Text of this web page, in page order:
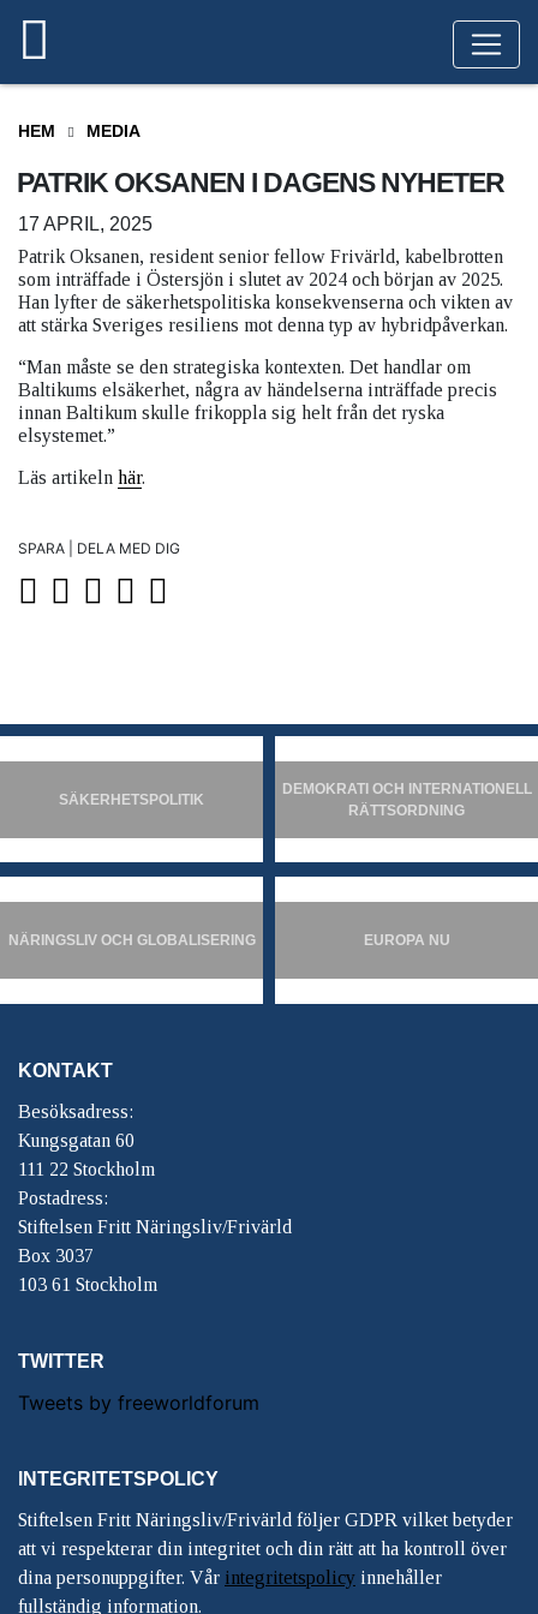
HEM MEDIA
PATRIK OKSANEN I DAGENS NYHETER
17 APRIL, 2025
Patrik Oksanen, resident senior fellow Frivärld, kabelbrotten
som inträffade i Östersjön i slutet av 2024 och början av 2025.
Han lyfter de säkerhetspolitiska konsekvenserna och vikten av
att stärka Sveriges resiliens mot denna typ av hybridpåverkan.
“Man måste se den strategiska kontexten. Det handlar om
Baltikums elsäkerhet, några av händelserna inträffade precis
innan Baltikum skulle frikoppla sig helt från det ryska
elsystemet.”
Läs artikeln här.
SPARA | DELA MED DIG
SÄKERHETSPOLITIK
DEMOKRATI OCH INTERNATIONELL
RÄTTSORDNING
NÄRINGSLIV OCH GLOBALISERING EUROPA NU
KONTAKT
Besöksadress:
Kungsgatan 60
111 22 Stockholm
Postadress:
Stiftelsen Fritt Näringsliv/Frivärld
Box 3037
103 61 Stockholm
TWITTER
Tweets by freeworldforum
INTEGRITETSPOLICY
Stiftelsen Fritt Näringsliv/Frivärld följer GDPR vilket betyder
att vi respekterar din integritet och din rätt att ha kontroll över
dina personuppgifter. Vår integritetspolicy innehåller
fullständig information.